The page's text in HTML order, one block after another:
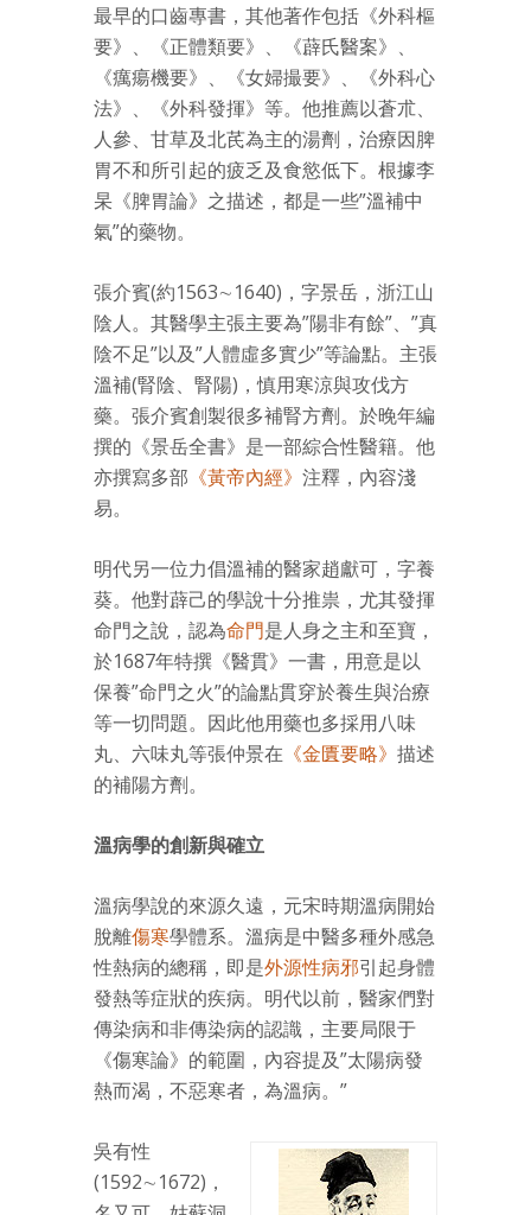
最早的口齒專書，其他著作包括《外科樞
要》、《正體類要》、《薜氏醫案》、
《癘瘍機要》、《女婦撮要》、《外科心
法》、《外科發揮》等。他推薦以蒼朮、
人參、甘草及北芪為主的湯劑，治療因脾
胃不和所引起的疲乏及食慾低下。根據李
杲《脾胃論》之描述，都是一些”溫補中
氣”的藥物。
張介賓(約1563∼1640)，字景岳，浙江山
陰人。其醫學主張主要為”陽非有餘”、”真
陰不足”以及”人體虛多實少”等論點。主張
溫補(腎陰、腎陽)，慎用寒涼與攻伐方
藥。張介賓創製很多補腎方劑。於晚年編
撰的《景岳全書》是一部綜合性醫籍。他
亦撰寫多部 《黃帝內經》 注釋，內容淺
易。
明代另一位力倡溫補的醫家趙獻可，字養
葵。他對薜己的學說十分推祟，尤其發揮
命門之說，認為命門是人身之主和至寶，
於1687年特撰《醫貫》一書，用意是以
保養”命門之火”的論點貫穿於養生與治療
等一切問題。因此他用藥也多採用八味
丸、六味丸等張仲景在 《金匱要略》 描述
的補陽方劑。
溫病學的創新與確立
溫病學說的來源久遠，元宋時期溫病開始
脫離傷寒學體系。溫病是中醫多種外感急
性熱病的總稱，即是外源性病邪引起身體
發熱等症狀的疾病。明代以前，醫家們對
傳染病和非傳染病的認識，主要局限于
《傷寒論》的範圍，內容提及”太陽病發
熱而渴，不惡寒者，為溫病。”
吳有性
(1592∼1672)，